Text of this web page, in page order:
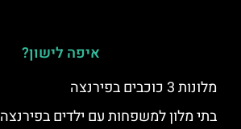
איפה לישון?
מלונות 3 כוכבים בפירנצה
בתי מלון למשפחות עם ילדים בפירנצה